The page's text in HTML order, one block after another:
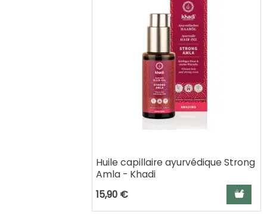
Huile capillaire ayurvédique Strong
Amla - Khadi
15,90 €
Ajouter